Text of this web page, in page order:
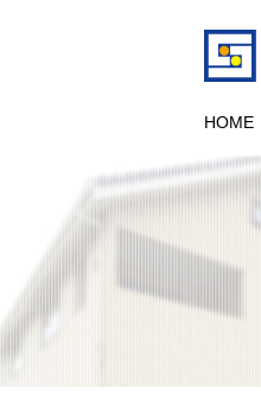
HOME